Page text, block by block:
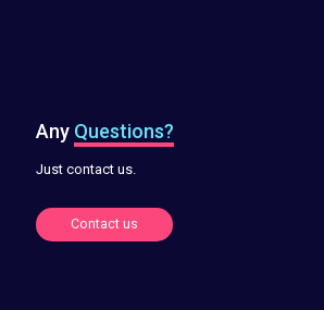
Any Questions?
Just contact us.
Contact us